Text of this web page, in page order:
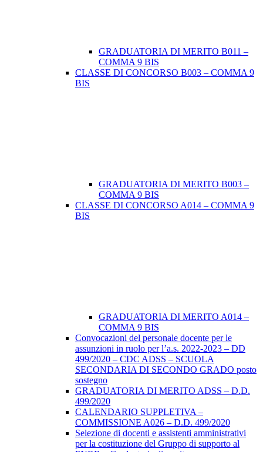
GRADUATORIA DI MERITO B011 –
COMMA 9 BIS
CLASSE DI CONCORSO B003 – COMMA 9
BIS
GRADUATORIA DI MERITO B003 –
COMMA 9 BIS
CLASSE DI CONCORSO A014 – COMMA 9
BIS
GRADUATORIA DI MERITO A014 –
COMMA 9 BIS
Convocazioni del personale docente per le
assunzioni in ruolo per l’a.s. 2022-2023 – DD
499/2020 – CDC ADSS – SCUOLA
SECONDARIA DI SECONDO GRADO posto
sostegno
GRADUATORIA DI MERITO ADSS – D.D.
499/2020
CALENDARIO SUPPLETIVA –
COMMISSIONE A026 – D.D. 499/2020
Selezione di docenti e assistenti amministrativi
per la costituzione del Gruppo di supporto al